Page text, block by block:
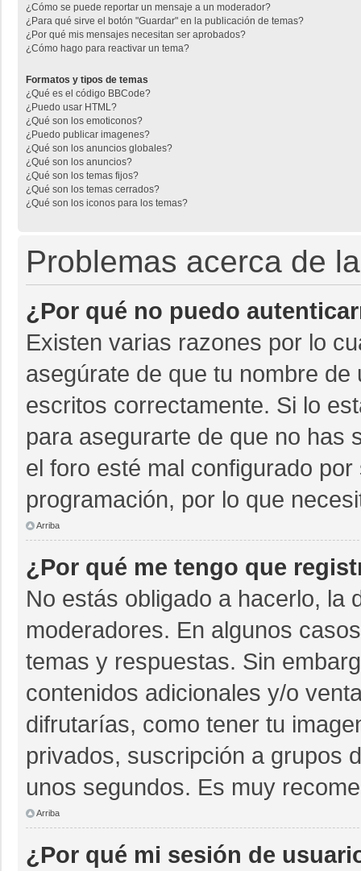
¿Cómo se puede reportar un mensaje a un moderador?
¿Para qué sirve el botón "Guardar" en la publicación de temas?
¿Por qué mis mensajes necesitan ser aprobados?
¿Cómo hago para reactivar un tema?
Formatos y tipos de temas
¿Qué es el código BBCode?
¿Puedo usar HTML?
¿Qué son los emoticonos?
¿Puedo publicar imagenes?
¿Qué son los anuncios globales?
¿Qué son los anuncios?
¿Qué son los temas fijos?
¿Qué son los temas cerrados?
¿Qué son los iconos para los temas?
Problemas acerca de
¿Por qué no puedo
Existen varias razones por lo
asegúrate de que tu nombre
escritos correctamente. Si lo
para asegurarte de que no has
el foro esté mal configurado
programación, por lo que
Arriba
¿Por qué me tengo que
No estás obligado a hacerlo, la
moderadores. En algunos
temas y respuestas. Sin
contenidos adicionales y/o
difrutarías, como tener tu
privados, suscripción a grupos
unos segundos. Es muy
Arriba
¿Por qué mi sesión de